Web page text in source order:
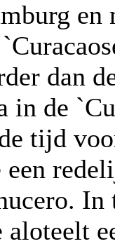
dan
in de
tijd
een